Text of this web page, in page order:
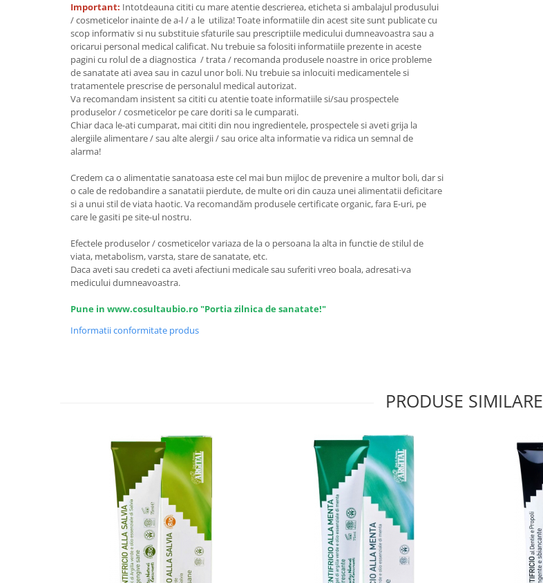
Maioneza bio
Semipreparate
Specialitati si produse asiatice
Important: Intotdeauna cititi cu mare atentie descrierea, eticheta si ambalajul produsului
/ cosmeticelor inainte de a-l / a le utiliza! Toate informatiile din acest site sunt publicate cu
scop informativ si nu substituie sfaturile sau prescriptiile medicului dumneavoastra sau a
oricarui personal medical calificat. Nu trebuie sa folositi informatiile prezente in aceste
pagini cu rolul de a diagnostica / trata / recomanda produsele noastre in orice probleme
de sanatate ati avea sau in cazul unor boli. Nu trebuie sa inlocuiti medicamentele si
tratamentele prescrise de personalul medical autorizat.
Va recomandam insistent sa cititi cu atentie toate informatiile si/sau prospectele
produselor / cosmeticelor pe care doriti sa le cumparati.
Chiar daca le-ati cumparat, mai cititi din nou ingredientele, prospectele si aveti grija la
alergiile alimentare / sau alte alergii / sau orice alta informatie va ridica un semnal de
alarma!
Credem ca o alimentatie sanatoasa este cel mai bun mijloc de prevenire a multor boli, dar si
o cale de redobandire a sanatatii pierdute, de multe ori din cauza unei alimentatii deficitare
si a unui stil de viata haotic. Va recomandăm produsele certificate organic, fara E-uri, pe
care le gasiti pe site-ul nostru.
Efectele produselor / cosmeticelor variaza de la o persoana la alta in functie de stilul de
viata, metabolism, varsta, stare de sanatate, etc.
Daca aveti sau credeti ca aveti afectiuni medicale sau suferiti vreo boala, adresati-va
medicului dumneavoastra.
Pune in www.cosultaubio.ro "Portia zilnica de sanatate!"
Informatii conformitate produs
PRODUSE SIMILARE